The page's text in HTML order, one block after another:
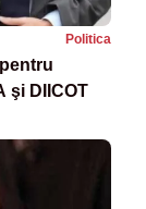
Politica
şi DIICOT